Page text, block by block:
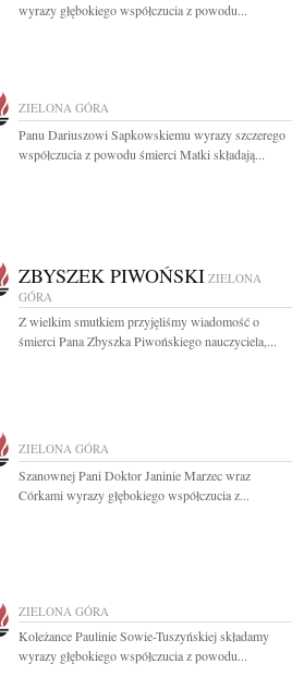
wyrazy głębokiego współczucia z powodu...
ZIELONA GÓRA
Panu Dariuszowi Sapkowskiemu wyrazy szczerego
współczucia z powodu śmierci Matki składają...
ZBYSZEK PIWOŃSKI ZIELONA
GÓRA
Z wielkim smutkiem przyjęliśmy wiadomość o
śmierci Pana Zbyszka Piwońskiego nauczyciela,...
ZIELONA GÓRA
Szanownej Pani Doktor Janinie Marzec wraz
Córkami wyrazy głębokiego współczucia z...
ZIELONA GÓRA
Koleżance Paulinie Sowie-Tuszyńskiej składamy
wyrazy głębokiego współczucia z powodu...